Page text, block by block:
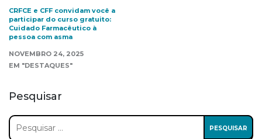
CRFCE e CFF convidam você a
participar do curso gratuito:
Cuidado Farmacêutico à
pessoa com asma
NOVEMBRO 24, 2025
EM "DESTAQUES"
Pesquisar
Pesquisar
por: